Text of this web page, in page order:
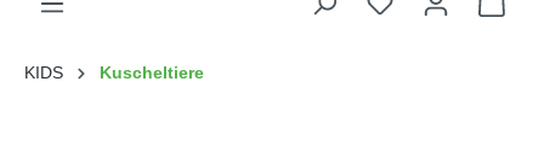
KIDS Kuscheltiere